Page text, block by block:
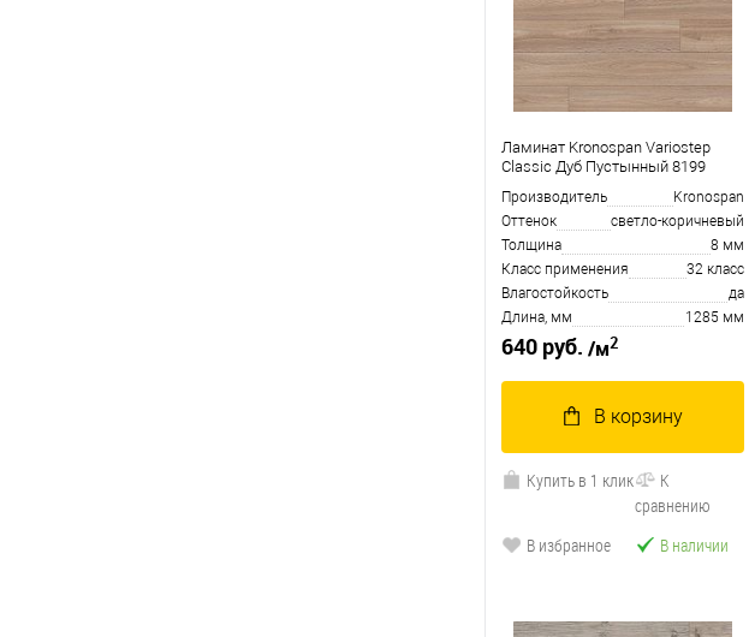
Ламинат Kronospan Variostep
Classic Дуб Пустынный 8199
Производитель
Kronospan
Оттенок
светло-коричневый
Толщина
8 мм
Класс применения
32 класс
Влагостойкость
да
Длина, мм
1285 мм
640 руб. /м2
В корзину
Купить в 1 клик
К
сравнению
В избранное
В наличии